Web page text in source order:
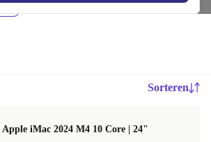
Sorteren
Apple iMac 2024 M4 10 Core | 24"